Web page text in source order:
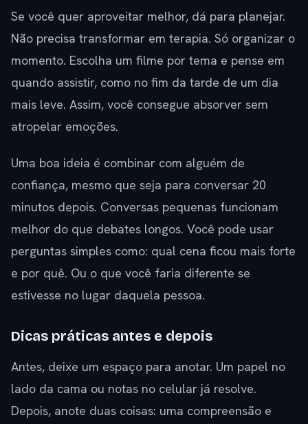
Se você quer aproveitar melhor, dá para planejar.
Não precisa transformar em terapia. Só organizar o
momento. Escolha um filme por tema e pense em
quando assistir, como no fim da tarde de um dia
mais leve. Assim, você consegue absorver sem
atropelar emoções.
Uma boa ideia é combinar com alguém de
confiança, mesmo que seja para conversar 20
minutos depois. Conversas pequenas funcionam
melhor do que debates longos. Você pode usar
perguntas simples como: qual cena ficou mais forte
e por quê. Ou o que você faria diferente se
estivesse no lugar daquela pessoa.
Dicas práticas antes e depois
Antes, deixe um espaço para anotar. Um papel no
lado da cama ou notas no celular já resolve.
Depois, anote duas coisas: uma compreensão e